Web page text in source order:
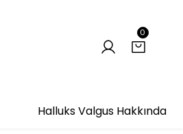
0
Halluks Valgus Hakkında